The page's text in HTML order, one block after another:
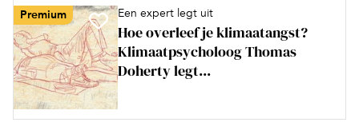
Premium Een expert legt uit
Hoe overleef je klimaatangst?
Klimaatpsycholoog Thomas
Doherty legt...